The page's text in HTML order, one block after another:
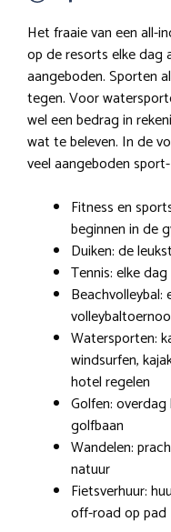
Het fraaie van een all-
op de resorts elke dag
aangeboden. Sporten
tegen. Voor
wel een bedrag in
wat te beleven. In de
veel aangeboden
Fitness en
beginnen in de
Duiken: de
Tennis: elke
Beachvolleybal:
Watersporten:
windsurfen,
hotel regelen
Golfen:
golfbaan
Wandelen:
natuur
Fietsverhuur:
off-road op pad